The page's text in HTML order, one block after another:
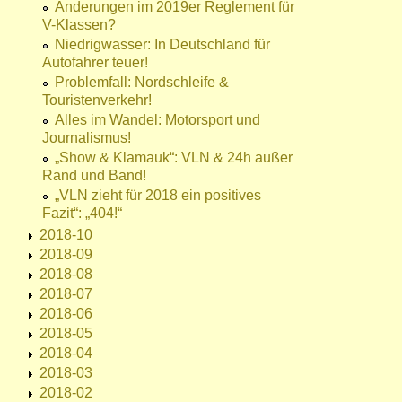
Änderungen im 2019er Reglement für
V-Klassen?
Niedrigwasser: In Deutschland für
Autofahrer teuer!
Problemfall: Nordschleife &
Touristenverkehr!
Alles im Wandel: Motorsport und
Journalismus!
„Show & Klamauk“: VLN & 24h außer
Rand und Band!
„VLN zieht für 2018 ein positives
Fazit“: „404!“
2018-10
2018-09
2018-08
2018-07
2018-06
2018-05
2018-04
2018-03
2018-02